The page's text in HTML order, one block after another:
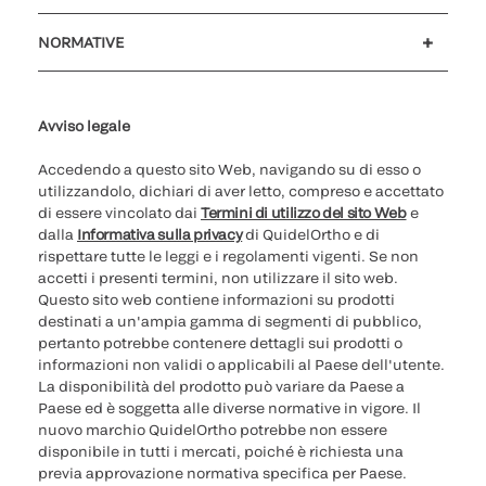
NORMATIVE
Avviso legale
Accedendo a questo sito Web, navigando su di esso o
utilizzandolo, dichiari di aver letto, compreso e accettato
di essere vincolato dai Termini di utilizzo del sito Webe
dalla Informativa sulla privacydi QuidelOrtho e di
rispettare tutte le leggi e i regolamenti vigenti. Se non
accetti i presenti termini, non utilizzare il sito web.
Questo sito web contiene informazioni su prodotti
destinati a un'ampia gamma di segmenti di pubblico,
pertanto potrebbe contenere dettagli sui prodotti o
informazioni non validi o applicabili al Paese dell'utente.
La disponibilità del prodotto può variare da Paese a
Paese ed è soggetta alle diverse normative in vigore. Il
nuovo marchio QuidelOrtho potrebbe non essere
disponibile in tutti i mercati, poiché è richiesta una
previa approvazione normativa specifica per Paese.